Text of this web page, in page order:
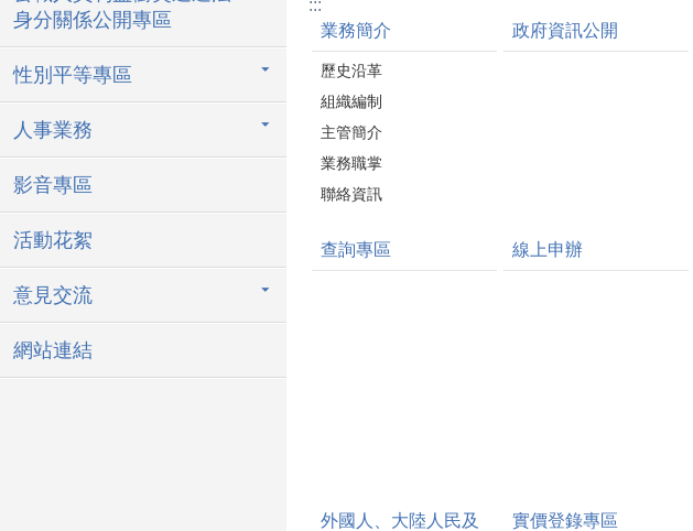
身分關係公開專區
性別平等專區
人事業務
影音專區
活動花絮
意見交流
網站連結
:::
業務簡介
歷史沿革
組織編制
主管簡介
業務職掌
聯絡資訊
政府資訊公開
查詢專區 線上申辦
外國人、大陸人民及
實價登錄專區